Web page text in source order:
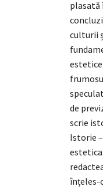
plasată
culturii
de
scrie
Istorie
înțeles-